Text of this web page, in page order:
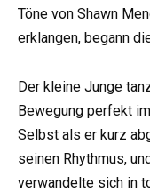
Töne von Shawn
erklangen, begann
Der kleine Junge
Bewegung perfekt
Selbst als er kurz
seinen Rhythmus,
verwandelte sich in